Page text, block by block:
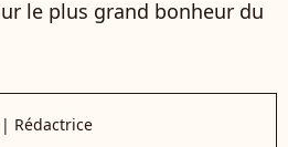
le plus grand bonheur du
| Rédactrice